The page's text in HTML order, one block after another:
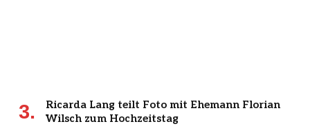
Ricarda Lang teilt Foto mit Ehemann Florian
Wilsch zum Hochzeitstag